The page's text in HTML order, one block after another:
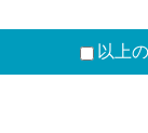
録」としま
ットワーク
認した者を
当該求職票
以上